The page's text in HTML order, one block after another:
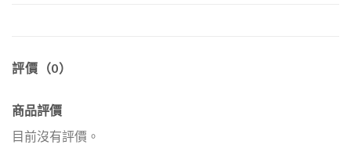
評價（0）
商品評價
目前沒有評價。